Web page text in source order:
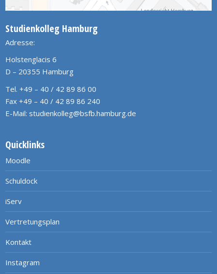
Studienkolleg Hamburg
Adresse:
Holstenglacis 6
D – 20355 Hamburg
Tel. +49 – 40 / 42 89 86 00
Fax +49 – 40 / 42 89 86 240
E-Mail: studienkolleg@bsfb.hamburg.de
Quicklinks
Moodle
Schuldock
iServ
Vertretungsplan
Kontakt
Instagram